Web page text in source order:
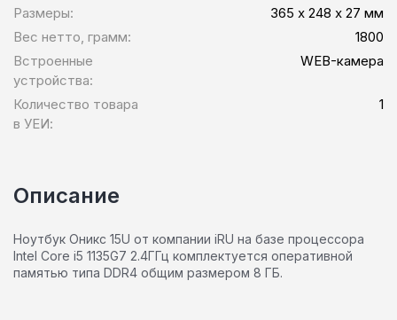
Размеры:
365 х 248 х 27 мм
Вес нетто, грамм:
1800
Встроенные
устройства:
WEB-камера
Количество товара
в УЕИ:
1
Описание
Ноутбук Оникс 15U от компании iRU на базе процессора
Intel Core i5 1135G7 2.4ГГц комплектуется оперативной
памятью типа DDR4 общим размером 8 ГБ.